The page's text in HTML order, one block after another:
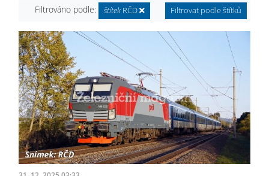
Filtrováno podle:
štítek RČD Filtrovat podle štítků